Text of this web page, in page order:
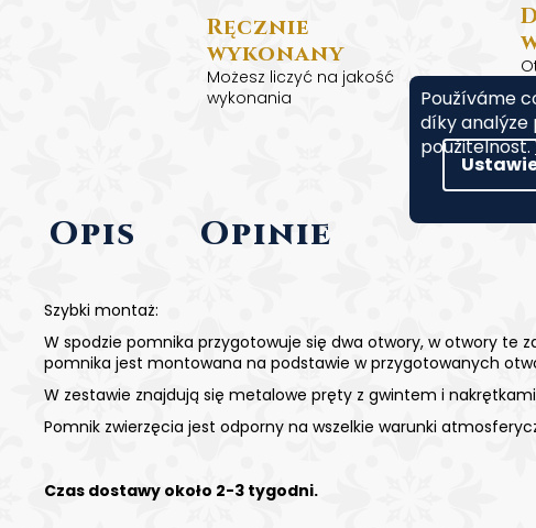
Používáme
díky analýze
použitelnost.
Ręcznie
wykonany
Możesz liczyć na jakość
wykonania
Opis Opinie
Szybki montaż:
W spodzie pomnika przygotowuje się dwa otwory, w otwory
pomnika jest montowana na podstawie w przygotowanych
W zestawie znajdują się metalowe pręty z gwintem i
Pomnik zwierzęcia jest odporny na wszelkie warunki
Czas dostawy około 2-3 tygodni.